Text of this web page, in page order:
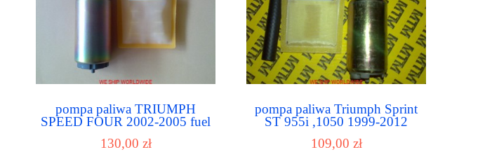
pompa paliwa TRIUMPH
SPEED FOUR 2002-2005 fuel
130,00 zł
pompa paliwa Triumph Sprint
ST 955i ,1050 1999-2012
109,00 zł